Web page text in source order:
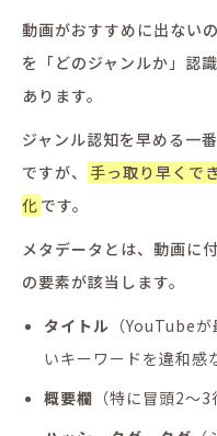
動画がおすすめに出ない
を「どのジャンルか」認
あります。
ジャンル認知を早める一
ですが、
手っ取り早くで
化 です。
メタデータとは、動画に
の要素が該当します。
タイトル （YouTube
いキーワードを違和感
概要欄 （特に冒頭2〜